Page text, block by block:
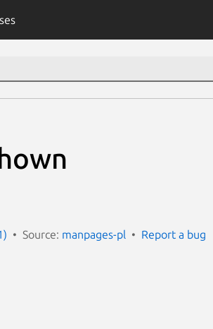
Source: manpages-pl Report a bug